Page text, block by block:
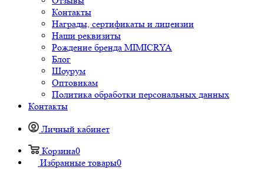
Контакты
Награды, сертификаты и лицензии
Наши реквизиты
Рождение бренда MIMICRYA
Блог
Шоурум
Оптовикам
Политика обработки персональных данных
Контакты
Личный кабинет
Корзина0
Избранные товары0